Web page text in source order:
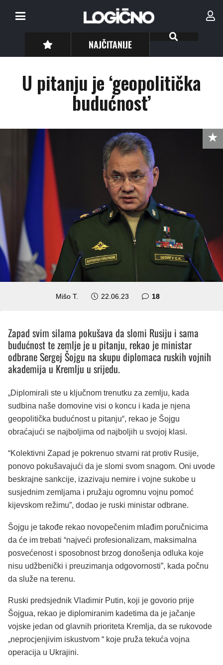
NAJČITANIJE
U pitanju je ‘geopolitička
budućnost’
Mišo T. 22.06.23 18komentara
Zapad svim silama pokušava da slomi Rusiju i sama
budućnost te zemlje je u pitanju, rekao je ministar
odbrane Sergej Šojgu na skupu diplomaca ruskih vojnih
akademija u Kremlju u srijedu.
„Diplomirali ste u ključnom trenutku za zemlju, kada
sudbina naše domovine visi o koncu i kada je njena
geopolitička budućnost u pitanju“, rekao je Šojgu
obraćajući se najboljima od najboljih u svojoj klasi.
“Kolektivni Zapad je pokrenuo stvarni rat protiv Rusije,
ponovo pokušavajući da je slomi svom snagom. Oni uvode
beskrajne sankcije, izazivaju nemire i vojne sukobe u
susjednim zemljama i pružaju ogromnu vojnu pomoć
kijevskom režimu”, dodao je ruski ministar odbrane.
Šojgu je takođe rekao novopečenim mlađim poručnicima
da će im trebati “najveći profesionalizam, maksimalna
posvećenost i sposobnost brzog donošenja odluka koje
nisu udžbenički i preuzimanja odgovornosti”, kada počnu
da služe na terenu.
Ruski predsjednik Vladimir Putin, koji je govorio prije
Šojgua, rekao je diplomiranim kadetima da je jačanje
vojske jedan od glavnih prioriteta Kremlja, da se rukovode
„neprocjenjivim iskustvom “ koje pruža tekuća vojna
operacija u Ukrajini.